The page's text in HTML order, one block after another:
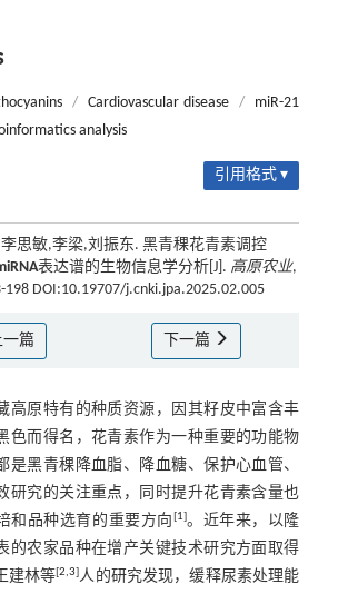
/ Cardiovascular disease /
miR-21
analysis
引用格式 ▾
思敏,李梁,刘振东. 黑青稞花青素调控
表达谱的生物信息学分析[J]. 高原农业,
198 DOI:10.19707/j.cnki.jpa.2025.02.005
一篇 下一篇
高原特有的种质资源，因其籽皮中富含丰
色而得名，花青素作为一种重要的功能物
是黑青稞降血脂、降血糖、保护心血管、
研究的关注重点，同时提升花青素含量也
和品种选育的重要方向 [1]。近年来，以隆
的农家品种在增产关键技术研究方面取得
建林等[2,3]人的研究发现，缓释尿素处理能